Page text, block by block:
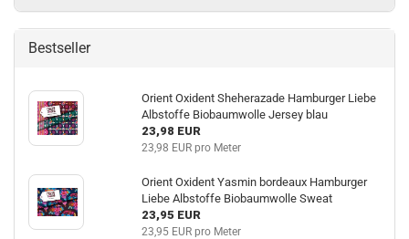
Bestseller
Orient Oxident Sheherazade Hamburger Liebe
Albstoffe Biobaumwolle Jersey blau
23,98 EUR
23,98 EUR pro Meter
Orient Oxident Yasmin bordeaux Hamburger
Liebe Albstoffe Biobaumwolle Sweat
23,95 EUR
23,95 EUR pro Meter